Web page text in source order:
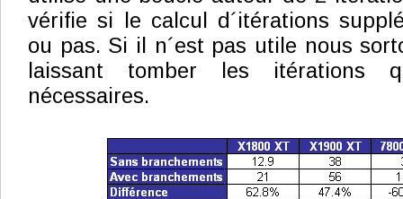
vérifie si le calcul d´itérations
ou pas. Si il n´est pas utile nous
laissant tomber les itérations
nécessaires.